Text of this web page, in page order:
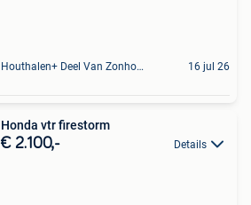
Houthalen+ Deel Van Zonhoven En Zolder 16 jul 26
Honda vtr firestorm
€ 2.100,- Details